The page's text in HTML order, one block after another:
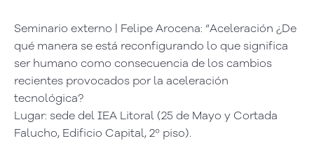
Seminario externo | Felipe Arocena: “Aceleración ¿De
qué manera se está reconfigurando lo que significa
ser humano como consecuencia de los cambios
recientes provocados por la aceleración
tecnológica?
Lugar: sede del IEA Litoral (25 de Mayo y Cortada
Falucho, Edificio Capital, 2º piso).